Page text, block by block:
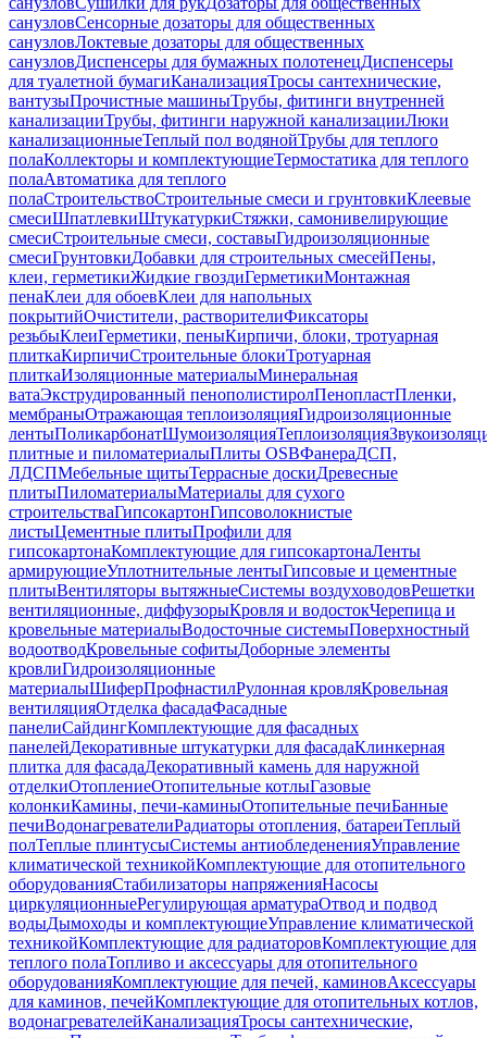
санузловСенсорные дозаторы для общественных
санузловЛоктевые дозаторы для общественных
санузловДиспенсеры для бумажных полотенецДиспенсеры
для туалетной бумагиКанализацияТросы сантехнические,
вантузыПрочистные машиныТрубы, фитинги внутренней
канализацииТрубы, фитинги наружной канализацииЛюки
канализационныеТеплый пол водянойТрубы для теплого
полаКоллекторы и комплектующиеТермостатика для теплого
полаАвтоматика для теплого
полаСтроительствоСтроительные смеси и грунтовкиКлеевые
смесиШпатлевкиШтукатуркиСтяжки, самонивелирующие
смесиСтроительные смеси, составыГидроизоляционные
смесиГрунтовкиДобавки для строительных смесейПены,
клеи, герметикиЖидкие гвоздиГерметикиМонтажная
пенаКлеи для обоевКлеи для напольных
покрытийОчистители, растворителиФиксаторы
резьбыКлеиГерметики, пеныКирпичи, блоки, тротуарная
плиткаКирпичиСтроительные блокиТротуарная
плиткаИзоляционные материалыМинеральная
ватаЭкструдированный пенополистиролПенопластПленки,
мембраныОтражающая теплоизоляцияГидроизоляционные
лентыПоликарбонатШумоизоляцияТеплоизоляция
плитные и пиломатериалыПлиты OSBФанераДСП,
ЛДСПМебельные щитыТеррасные доскиДревесные
плитыПиломатериалыМатериалы для сухого
строительстваГипсокартонГипсоволокнистые
листыЦементные плитыПрофили для
гипсокартонаКомплектующие для гипсокартонаЛенты
армирующиеУплотнительные лентыГипсовые и цементные
плитыВентиляторы вытяжныеСистемы воздуховодовРешетки
вентиляционные, диффузорыКровля и водостокЧерепица и
кровельные материалыВодосточные системыПоверхностный
водоотводКровельные софитыДоборные элементы
кровлиГидроизоляционные
материалыШиферПрофнастилРулонная кровляКровельная
вентиляцияОтделка фасадаФасадные
панелиСайдингКомплектующие для фасадных
панелейДекоративные штукатурки для фасадаКлинкерная
плитка для фасадаДекоративный камень для наружной
отделкиОтоплениеОтопительные котлыГазовые
колонкиКамины, печи-каминыОтопительные печиБанные
печиВодонагревателиРадиаторы отопления, батареиТеплый
полТеплые плинтусыСистемы антиобледененияУправление
климатической техникойКомплектующие для отопительного
оборудованияСтабилизаторы напряженияНасосы
циркуляционныеРегулирующая арматураОтвод и подвод
водыДымоходы и комплектующиеУправление климатической
техникойКомплектующие для радиаторовКомплектующие для
теплого полаТопливо и аксессуары для отопительного
оборудованияКомплектующие для печей, каминовАксессуары
для каминов, печейКомплектующие для отопительных котлов,
водонагревателейКанализацияТросы сантехнические,